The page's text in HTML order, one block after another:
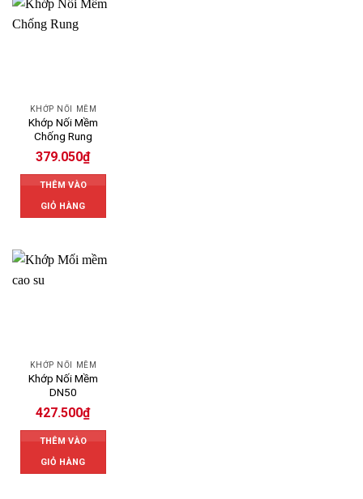
KHỚP NỐI MỀM
Khớp Nối Mềm
Chống Rung
379.050₫
THÊM VÀO
GIỎ HÀNG
KHỚP NỐI MỀM
Khớp Nối Mềm
DN50
427.500₫
THÊM VÀO
GIỎ HÀNG